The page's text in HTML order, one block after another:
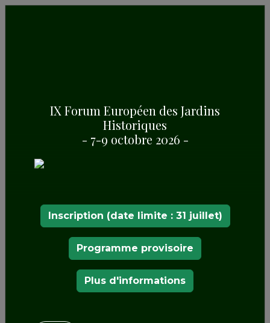
XVIIIe siècle
Jardin du Prince
IX Forum Européen des Jardins
Historiques
- 7-9 octobre 2026 -
Inscription (date limite : 31 juillet)
Programme provisoire
Plus d'informations